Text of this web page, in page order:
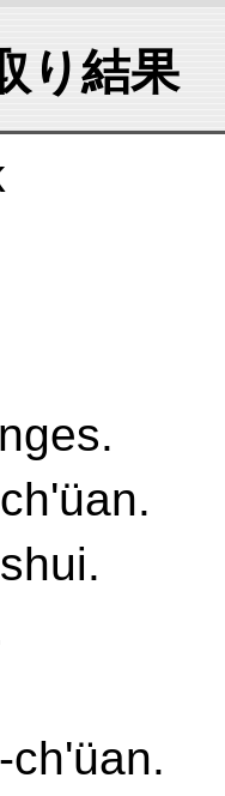
り結果
ch'üan.